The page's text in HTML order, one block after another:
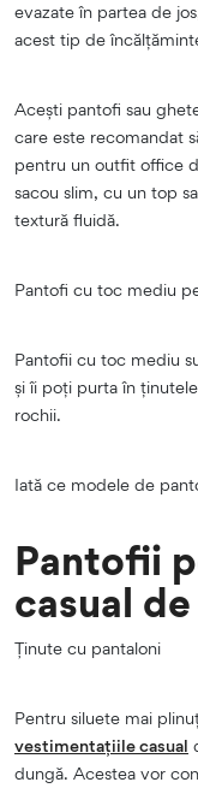
evazate în partea de
acest tip de
Acești pantofi sau
care este recomandat
pentru un outfit office
sacou slim, cu un top
textură fluidă.
Pantofi cu toc mediu
Pantofii cu toc mediu
și îi poți purta în
rochii.
Iată ce modele de
Pantofii
casual
Ținute cu pantaloni
Pentru siluete mai
vestimentațiile casual
dungă. Acestea vor